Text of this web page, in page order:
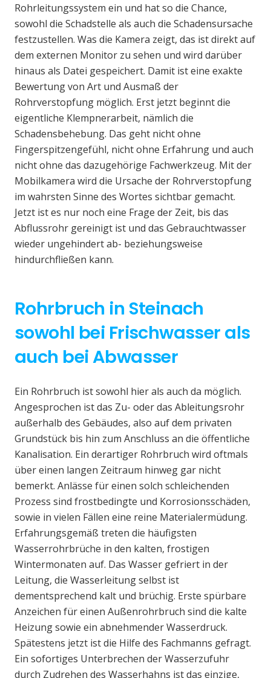
Rohrleitungssystem ein und hat so die Chance,
sowohl die Schadstelle als auch die Schadensursache
festzustellen. Was die Kamera zeigt, das ist direkt auf
dem externen Monitor zu sehen und wird darüber
hinaus als Datei gespeichert. Damit ist eine exakte
Bewertung von Art und Ausmaß der
Rohrverstopfung möglich. Erst jetzt beginnt die
eigentliche Klempnerarbeit, nämlich die
Schadensbehebung. Das geht nicht ohne
Fingerspitzengefühl, nicht ohne Erfahrung und auch
nicht ohne das dazugehörige Fachwerkzeug. Mit der
Mobilkamera wird die Ursache der Rohrverstopfung
im wahrsten Sinne des Wortes sichtbar gemacht.
Jetzt ist es nur noch eine Frage der Zeit, bis das
Abflussrohr gereinigt ist und das Gebrauchtwasser
wieder ungehindert ab- beziehungsweise
hindurchfließen kann.
Rohrbruch in Steinach
sowohl bei Frischwasser als
auch bei Abwasser
Ein Rohrbruch ist sowohl hier als auch da möglich.
Angesprochen ist das Zu- oder das Ableitungsrohr
außerhalb des Gebäudes, also auf dem privaten
Grundstück bis hin zum Anschluss an die öffentliche
Kanalisation. Ein derartiger Rohrbruch wird oftmals
über einen langen Zeitraum hinweg gar nicht
bemerkt. Anlässe für einen solch schleichenden
Prozess sind frostbedingte und Korrosionsschäden,
sowie in vielen Fällen eine reine Materialermüdung.
Erfahrungsgemäß treten die häufigsten
Wasserrohrbrüche in den kalten, frostigen
Wintermonaten auf. Das Wasser gefriert in der
Leitung, die Wasserleitung selbst ist
dementsprechend kalt und brüchig. Erste spürbare
Anzeichen für einen Außenrohrbruch sind die kalte
Heizung sowie ein abnehmender Wasserdruck.
Spätestens jetzt ist die Hilfe des Fachmanns gefragt.
Ein sofortiges Unterbrechen der Wasserzufuhr
durch Zudrehen des Wasserhahns ist das einzige,